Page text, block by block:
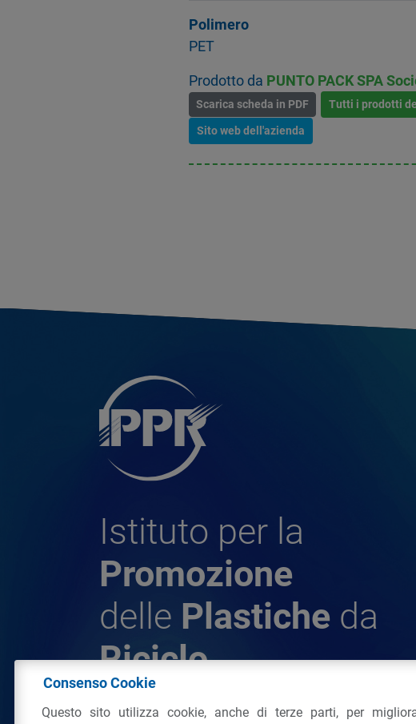
Polimero
PET
Prodotto da PUNTO PACK SPA
Scarica scheda in PDF Tutti i prodotti
Sito web dell'azienda
Istituto per la
Promozione
delle Plastiche da
Riciclo
© 2026 - IPPR Istituto per la Promozione delle
Consenso Cookie
Questo sito utilizza cookie, anche di terze parti, per